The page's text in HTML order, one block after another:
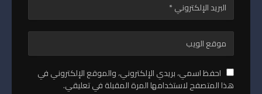
احفظ اسمي، بريدي الإلكتروني، والموقع الإلكتروني في
هذا المتصفح لاستخدامها المرة المقبلة في تعليقي.